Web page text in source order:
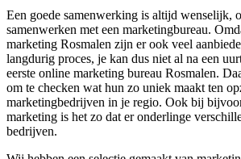
Een goede samenwerking is altijd wenselijk,
samenwerken met een marketingbureau.
marketing Rosmalen zijn er ook veel
langdurig proces, je kan dus niet al na een
eerste online marketing bureau Rosmalen.
om te checken wat hun zo uniek maakt ten
marketingbedrijven in je regio. Ook bij
marketing is het zo dat er onderlinge
bedrijven.